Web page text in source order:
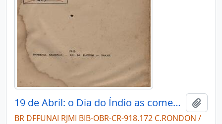
19 de Abril: o Dia do Índio as comemorações realizadas em 1944 e 1945 volume I.
BR DFFUNAI RJMI BIB-OBR-CR-918.172 C.RONDON /